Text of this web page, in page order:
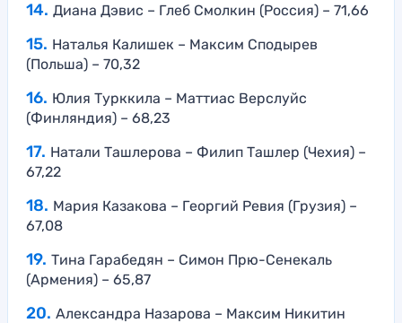
Диана Дэвис – Глеб Смолкин (Россия) – 71,66
Наталья Калишек – Максим Сподырев
(Польша) – 70,32
Юлия Турккила – Маттиас Верслуйс
(Финляндия) – 68,23
Натали Ташлерова – Филип Ташлер (Чехия) –
67,22
Мария Казакова – Георгий Ревия (Грузия) –
67,08
Тина Гарабедян – Симон Прю-Сенекаль
(Армения) – 65,87
Александра Назарова – Максим Никитин